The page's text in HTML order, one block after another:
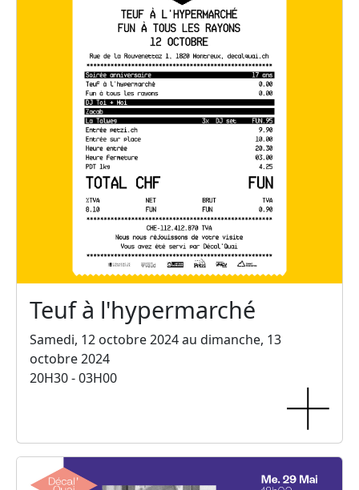
Teuf à l'hypermarché
Samedi, 12 octobre 2024 au dimanche, 13
octobre 2024
20H30 - 03H00